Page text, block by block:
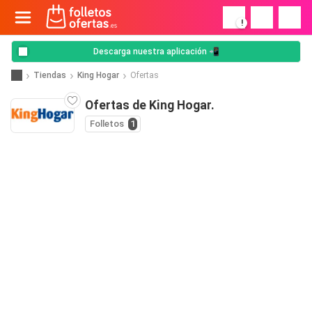
!
Descarga nuestra aplicación 📲
Tiendas King Hogar Ofertas
Ofertas de King Hogar.
Folletos 1